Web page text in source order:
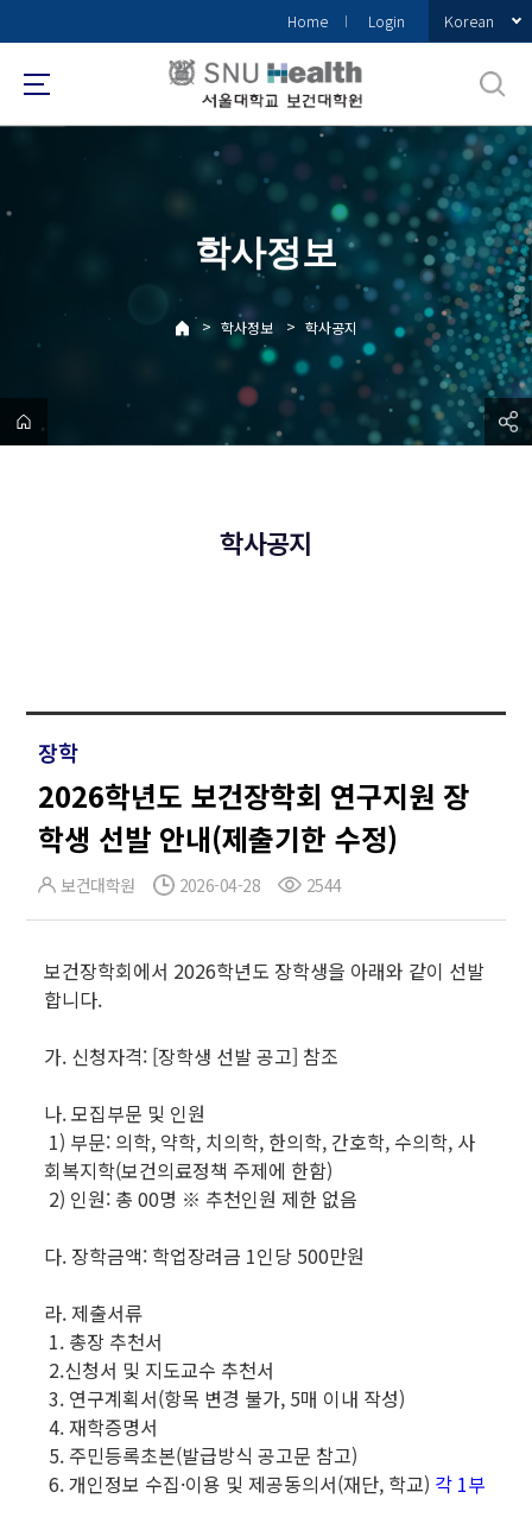
로
메
Home Login Korean
학사정보
> 학사정보 > 학사공지
학사공지
장학
2026학년도 보건장학회 연구지원 장
학생 선발 안내(제출기한 수정)
보건대학원 2026-04-28 2544
보건장학회에서 2026학년도 장학생을 아래와 같이 선발
합니다.
가. 신청자격: [장학생 선발 공고] 참조
나. 모집부문 및 인원
1) 부문: 의학, 약학, 치의학, 한의학, 간호학, 수의학, 사
회복지학(보건의료정책 주제에 한함)
2) 인원: 총 00명 ※ 추천인원 제한 없음
다. 장학금액: 학업장려금 1인당 500만원
라. 제출서류
1. 총장 추천서
2.신청서 및 지도교수 추천서
3. 연구계획서(항목 변경 불가, 5매 이내 작성)
4. 재학증명서
5. 주민등록초본(발급방식 공고문 참고)
6. 개인정보 수집·이용 및 제공동의서(재단, 학교) 각 1부